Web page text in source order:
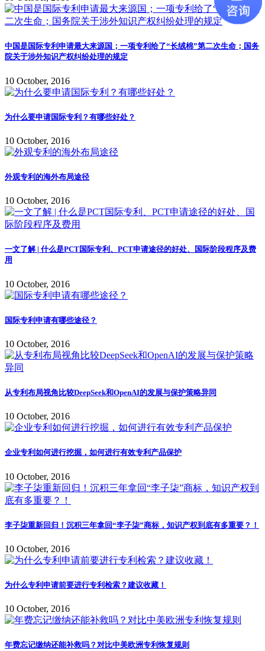
中国是国际专利申请最大来源国；一项专利给了“长绒棉”第二次生命；国务
院关于涉外知识产权纠纷处理的规定
10 October, 2016
为什么要申请国际专利？有哪些好处？
10 October, 2016
外观专利的海外布局途径
10 October, 2016
一文了解 | 什么是PCT国际专利、PCT申请途径的好处、国际阶段程序及费
用
10 October, 2016
国际专利申请有哪些途径？
10 October, 2016
从专利布局视角比较DeepSeek和OpenAI的发展与保护策略异同
10 October, 2016
企业专利如何进行挖掘，如何进行有效专利产品保护
10 October, 2016
李子柒重新回归！沉积三年拿回“李子柒”商标，知识产权到底有多重要？！
10 October, 2016
为什么专利申请前要进行专利检索？建议收藏！
10 October, 2016
年费忘记缴纳还能补救吗？对比中美欧洲专利恢复规则